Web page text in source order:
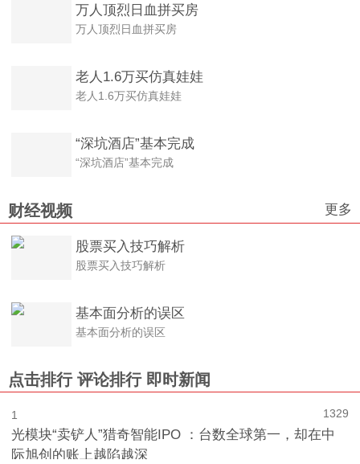
万人顶烈日血拼买房
万人顶烈日血拼买房
老人1.6万买仿真娃娃
老人1.6万买仿真娃娃
“深坑酒店”基本完成
“深坑酒店”基本完成
财经视频 更多
股票买入技巧解析
股票买入技巧解析
基本面分析的误区
基本面分析的误区
点击排行 评论排行 即时新闻
1329
1
光模块“卖铲人”猎奇智能IPO ：台数全球第一，却在中
际旭创的账上越陷越深